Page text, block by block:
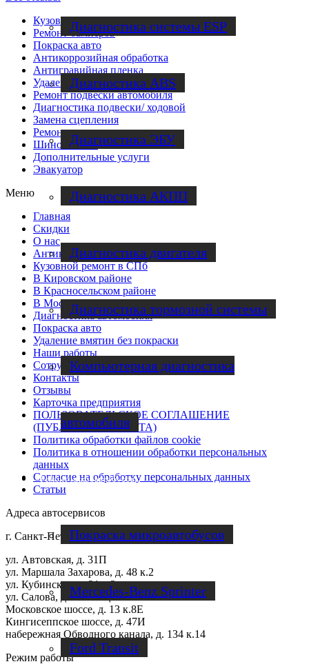
Диагностика системы ESP
Диагностика ABS
Диагностика ЭБУ
Диагностика АКПП
Диагностика двигателя
Диагностика тормозной системы
Компьютерная диагностика
автомобиля
Ремонт микроавтобусов
Покраска микроавтобусов
Mercedes-Benz Sprinter
Ford Transit
Кузовной ремонт
Ремонт бамперов
Покраска авто
Антикоррозийная обработка
Антигравийная пленка
Удаление вмятин без покраски
Ремонт подвески автомобиля
Диагностика подвески/ ходовой
Замена сцепления
Ремонт двигателя
Шиномонтаж
Дополнительные услуги
Эвакуатор
Меню
Главная
Скидки
О нас
Антикоррозийная обработка
Кузовной ремонт в СПб
В Кировском районе
В Красносельском районе
В Московском районе
Диагностика автомобиля
Покраска авто
Удаление вмятин без покраски
Наши работы
Cотрудничество
Контакты
Отзывы
Карточка предприятия
ПОЛЬЗОВАТЕЛЬСКОЕ СОГЛАШЕНИЕ
(ПУБЛИЧНАЯ ОФЕРТА)
Политика обработки файлов cookie
Политика в отношении обработки персональных
данных
Согласие на обработку персональных данных
Статьи
Адреса автосервисов
г. Санкт-Петербург
ул. Автовская, д. 31П
ул. Маршала Захарова, д. 48 к.2
ул. Кубинская, д. 21 к.2
ул. Салова, д. 57 к.1Щ
Московское шоссе, д. 13 к.8Е
Кингисеппское шоссе, д. 47И
набережная Обводного канала, д. 134 к.14
Режим работы